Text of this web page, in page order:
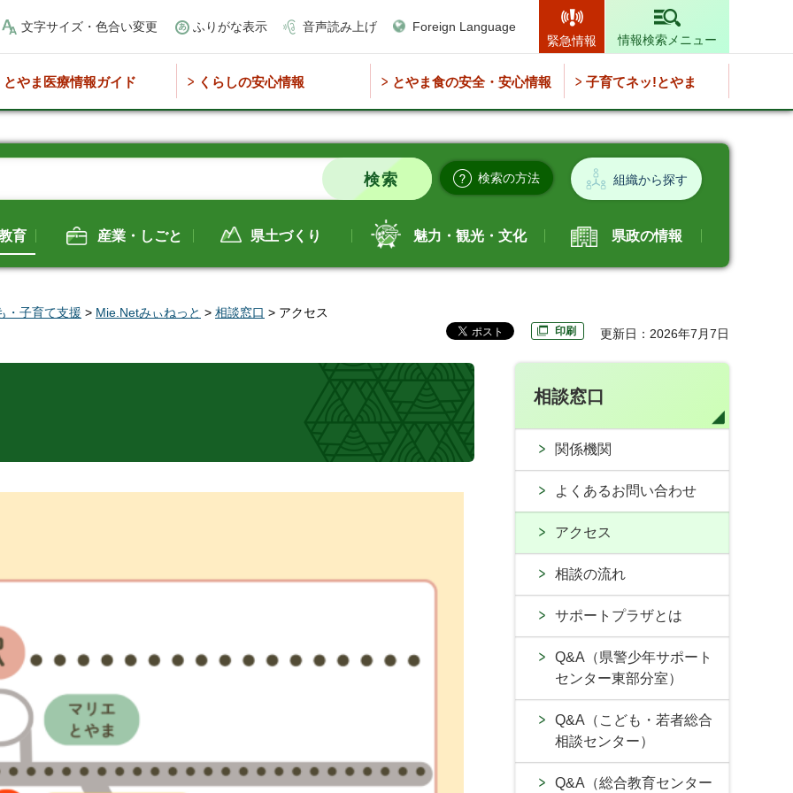
文字サイズ・色合い変更 ふりがな表示 音声読み上げ
Foreign Language
緊急情報
情報検索メニュー
とやま医療情報ガイド くらしの安心情報 とやま食の安全・安心情報 子育てネッ!とやま
検索の方法 組織から探す
育 産業・しごと 県土づくり 魅力・観光・文化 県政の情報
・子育て支援 > Mie.Netみぃねっと > 相談窓口 > アクセス
印刷 更新日：2026年7月7日
相談窓口
関係機関
よくあるお問い合わせ
アクセス
相談の流れ
サポートプラザとは
Q&A（県警少年サポート
センター東部分室）
Q&A（こども・若者総合
相談センター）
Q&A（総合教育センター